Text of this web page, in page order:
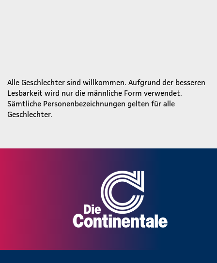
Alle Geschlechter sind willkommen. Aufgrund der besseren
Lesbarkeit wird nur die männliche Form verwendet.
Sämtliche Personenbezeichnungen gelten für alle
Geschlechter.